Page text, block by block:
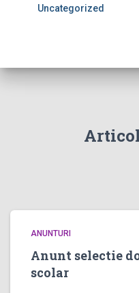
Uncategorized
ANUNTURI
Anunt selectie
scolar